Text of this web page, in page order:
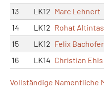
13 LK12 Marc Lehnert
14
LK12 Rohat Altintas
15
LK12 Felix Bachofer
16
LK14 Christian Ehls
Vollständige Namentliche